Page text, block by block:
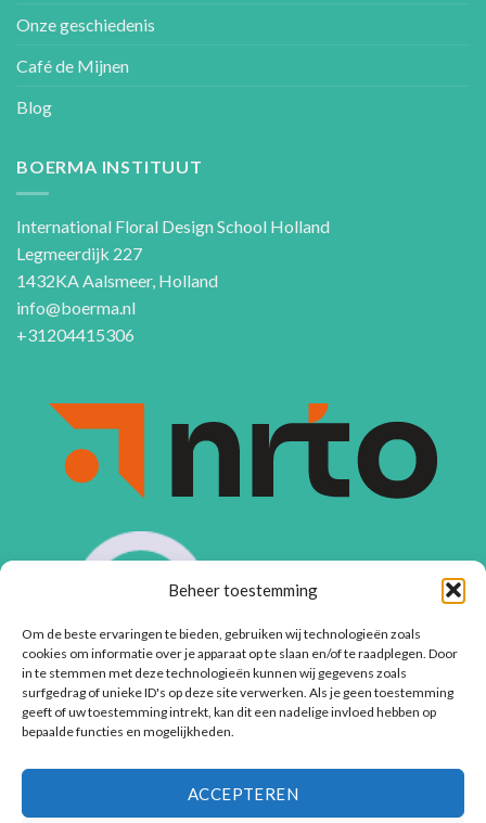
Beheer toestemming
Om de beste ervaringen te bieden, gebruiken wij technologieën zoals
cookies om informatie over je apparaat op te slaan en/of te raadplegen. Door
in te stemmen met deze technologieën kunnen wij gegevens zoals
surfgedrag of unieke ID's op deze site verwerken. Als je geen toestemming
geeft of uw toestemming intrekt, kan dit een nadelige invloed hebben op
bepaalde functies en mogelijkheden.
ACCEPTEREN
Onze geschiedenis
Café de Mijnen
Blog
BOERMA INSTITUUT
International Floral Design School Holland
Legmeerdijk 227
1432KA Aalsmeer, Holland
info@boerma.nl
+31204415306